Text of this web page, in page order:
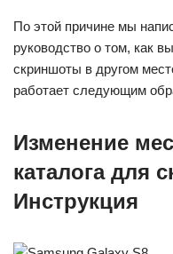
По этой причине мы
руководство о том, как
скриншоты в другом
работает следующим
Изменение
каталога для
Инструкция